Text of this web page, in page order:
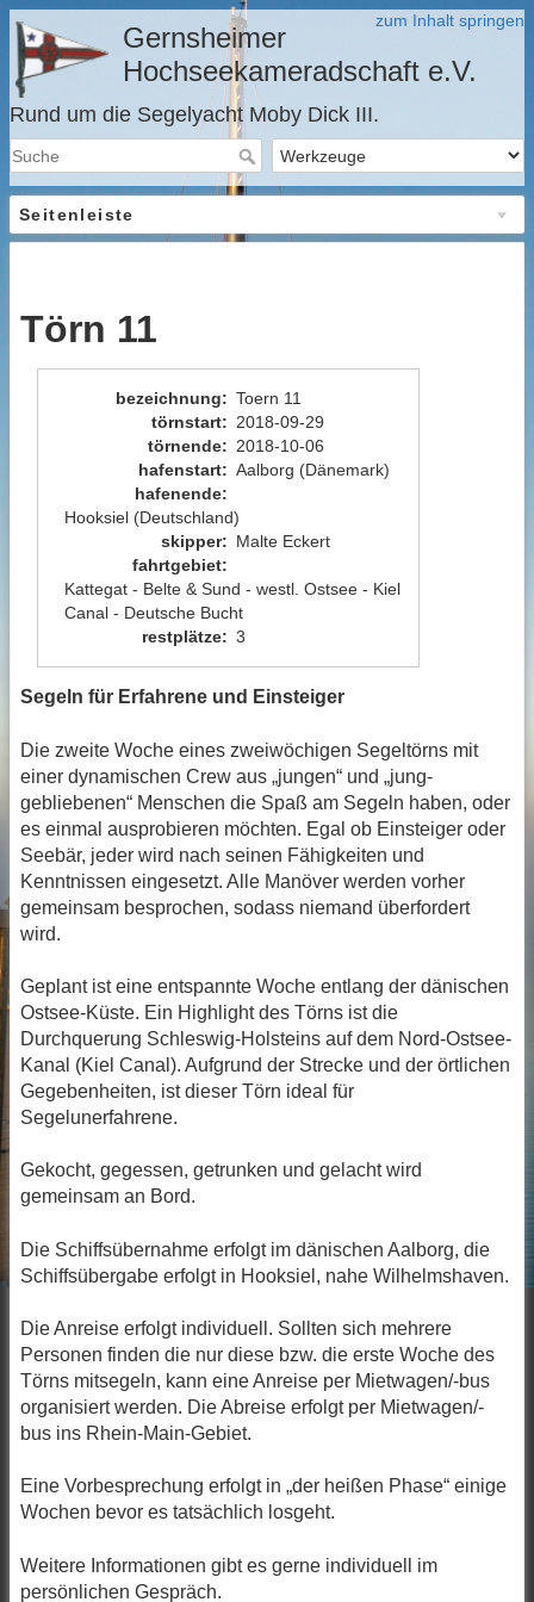
zum Inhalt springen
Gernsheimer
Hochseekameradschaft e.V.
Rund um die Segelyacht Moby Dick III.
Seitenleiste
Törn 11
bezeichnung: Toern 11
törnstart: 2018-09-29
törnende: 2018-10-06
hafenstart: Aalborg (Dänemark)
hafenende:
Hooksiel (Deutschland)
skipper: Malte Eckert
fahrtgebiet:
Kattegat - Belte & Sund - westl. Ostsee - Kiel
Canal - Deutsche Bucht
restplätze: 3
Segeln für Erfahrene und Einsteiger
Die zweite Woche eines zweiwöchigen Segeltörns mit
einer dynamischen Crew aus „jungen“ und „jung-
gebliebenen“ Menschen die Spaß am Segeln haben, oder
es einmal ausprobieren möchten. Egal ob Einsteiger oder
Seebär, jeder wird nach seinen Fähigkeiten und
Kenntnissen eingesetzt. Alle Manöver werden vorher
gemeinsam besprochen, sodass niemand überfordert
wird.
Geplant ist eine entspannte Woche entlang der dänischen
Ostsee-Küste. Ein Highlight des Törns ist die
Durchquerung Schleswig-Holsteins auf dem Nord-Ostsee-
Kanal (Kiel Canal). Aufgrund der Strecke und der örtlichen
Gegebenheiten, ist dieser Törn ideal für
Segelunerfahrene.
Gekocht, gegessen, getrunken und gelacht wird
gemeinsam an Bord.
Die Schiffsübernahme erfolgt im dänischen Aalborg, die
Schiffsübergabe erfolgt in Hooksiel, nahe Wilhelmshaven.
Die Anreise erfolgt individuell. Sollten sich mehrere
Personen finden die nur diese bzw. die erste Woche des
Törns mitsegeln, kann eine Anreise per Mietwagen/-bus
organisiert werden. Die Abreise erfolgt per Mietwagen/-
bus ins Rhein-Main-Gebiet.
Eine Vorbesprechung erfolgt in „der heißen Phase“ einige
Wochen bevor es tatsächlich losgeht.
Weitere Informationen gibt es gerne individuell im
persönlichen Gespräch.